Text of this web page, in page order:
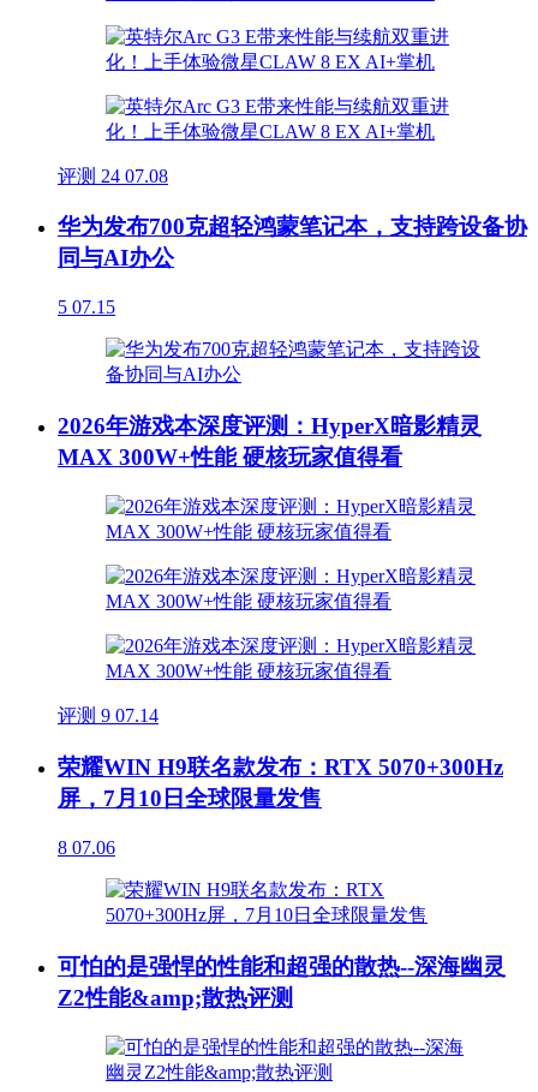
评测 24 07.08
华为发布700克超轻鸿蒙笔记本，支持跨设备协
同与AI办公
5 07.15
2026年游戏本深度评测：HyperX暗影精灵
MAX 300W+性能 硬核玩家值得看
评测 9 07.14
荣耀WIN H9联名款发布：RTX 5070+300Hz
屏，7月10日全球限量发售
8 07.06
可怕的是强悍的性能和超强的散热--深海幽灵
Z2性能&amp;散热评测